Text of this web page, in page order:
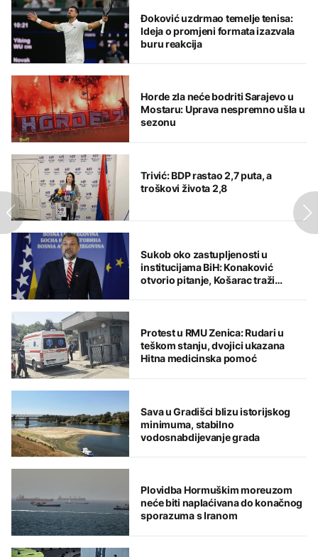
Đoković uzdrmao temelje tenisa:
Ideja o promjeni formata izazvala
buru reakcija
Horde zla neće bodriti Sarajevo u
Mostaru: Uprava nespremno ušla u
sezonu
Trivić: BDP rastao 2,7 puta, a
troškovi života 2,8
Sukob oko zastupljenosti u
institucijama BiH: Konaković
otvorio pitanje, Košarac traži
Protest u RMU Zenica: Rudari u
teškom stanju, dvojici ukazana
Hitna medicinska pomoć
Sava u Gradišci blizu istorijskog
minimuma, stabilno
vodosnabdijevanje grada
Plovidba Hormuškim moreuzom
neće biti naplaćivana do konačnog
sporazuma s Iranom